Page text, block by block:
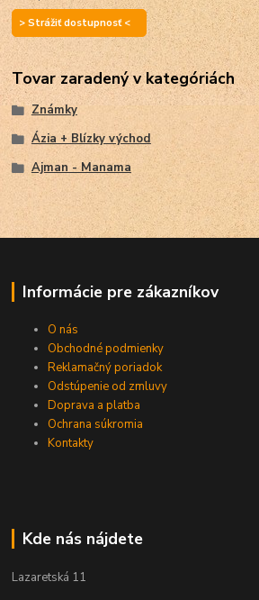
> Strážiť dostupnosť <
Tovar zaradený v kategóriách
Známky
Ázia + Blízky východ
Ajman - Manama
Informácie pre zákazníkov
O nás
Obchodné podmienky
Reklamačný poriadok
Odstúpenie od zmluvy
Doprava a platba
Ochrana súkromia
Kontakty
Kde nás nájdete
Lazaretská 11